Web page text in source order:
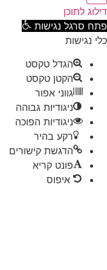
לתוכן
סרגל נגישות
נגישות
הגדל טקסט
הקטן טקסט
גווני אפור
ניגודיות גבוהה
ניגודיות הפוכה
רקע בהיר
הדגשת קישורים
פונט קריא
איפוס